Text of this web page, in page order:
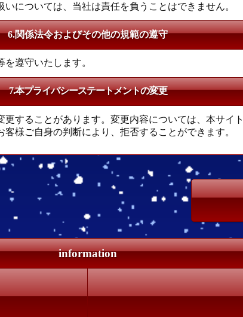
については、当社は責任を負うことはできません。
6.関係法令およびその他の規範の遵守
遵守いたします。
7.本プライバシーステートメントの変更
することがあります。変更内容については、本サイ
様ご自身の判断により、拒否することができます。
information